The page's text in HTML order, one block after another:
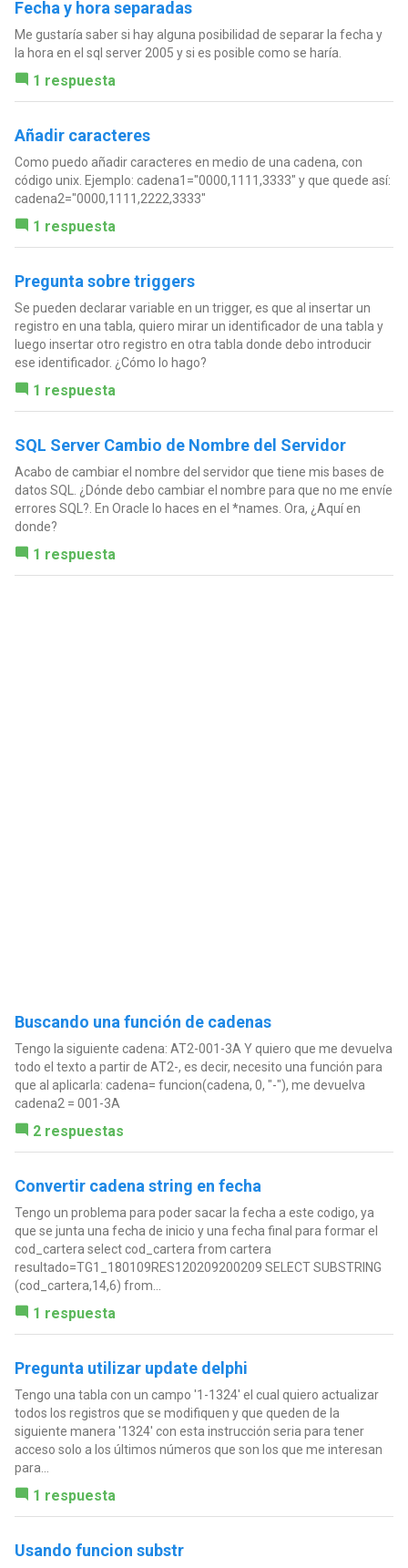
Fecha y hora separadas
Me gustaría saber si hay alguna posibilidad de separar la fecha y
la hora en el sql server 2005 y si es posible como se haría.
1 respuesta
Añadir caracteres
Como puedo añadir caracteres en medio de una cadena, con
código unix. Ejemplo: cadena1="0000,1111,3333" y que quede así:
cadena2="0000,1111,2222,3333"
1 respuesta
Pregunta sobre triggers
Se pueden declarar variable en un trigger, es que al insertar un
registro en una tabla, quiero mirar un identificador de una tabla y
luego insertar otro registro en otra tabla donde debo introducir
ese identificador. ¿Cómo lo hago?
1 respuesta
SQL Server Cambio de Nombre del Servidor
Acabo de cambiar el nombre del servidor que tiene mis bases de
datos SQL. ¿Dónde debo cambiar el nombre para que no me envíe
errores SQL?. En Oracle lo haces en el *names. Ora, ¿Aquí en
donde?
1 respuesta
Buscando una función de cadenas
Tengo la siguiente cadena: AT2-001-3A Y quiero que me devuelva
todo el texto a partir de AT2-, es decir, necesito una función para
que al aplicarla: cadena= funcion(cadena, 0, "-"), me devuelva
cadena2 = 001-3A
2 respuestas
Convertir cadena string en fecha
Tengo un problema para poder sacar la fecha a este codigo, ya
que se junta una fecha de inicio y una fecha final para formar el
cod_cartera select cod_cartera from cartera
resultado=TG1_180109RES120209200209 SELECT SUBSTRING
(cod_cartera,14,6) from...
1 respuesta
Pregunta utilizar update delphi
Tengo una tabla con un campo '1-1324' el cual quiero actualizar
todos los registros que se modifiquen y que queden de la
siguiente manera '1324' con esta instrucción seria para tener
acceso solo a los últimos números que son los que me interesan
para...
1 respuesta
Usando funcion substr